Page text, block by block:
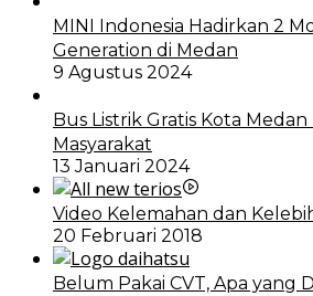
MINI Indonesia Hadirkan 2
Generation di Medan
9 Agustus 2024
Bus Listrik Gratis Kota Medan
Masyarakat
13 Januari 2024
Video Kelemahan dan
20 Februari 2018
Belum Pakai CVT, Apa yang